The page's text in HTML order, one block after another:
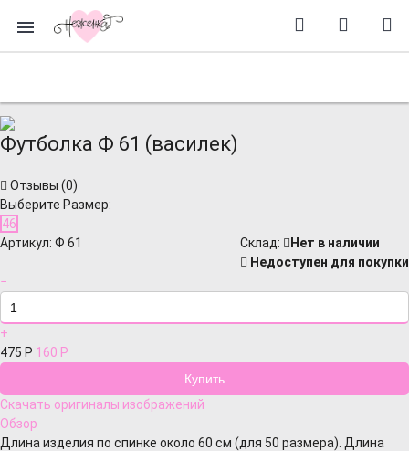
Футболка Ф 61 (василек)
Отзывы (0)
Выберите Размер:
46
Артикул: Ф 61 Cклад:
Нет в наличии
Недоступен для покупки
−
+
475 Р 160 Р
Скачать оригиналы изображений
Обзор
Длина изделия по спинке около 60 см (для 50 размера). Длина